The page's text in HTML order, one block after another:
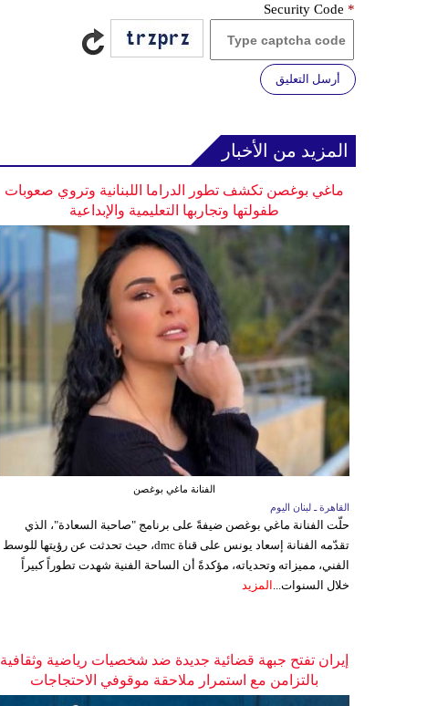
Security Code *
أرسل التعليق
المزيد من الأخبار
ماغي بوغصن تكشف تطور الدراما اللبنانية وتروي صعوبات
طفولتها وتجاربها التعليمية والإبداعية
الفنانة ماغي بوغصن
القاهرة ـ لبنان اليوم
حلّت الفنانة ماغي بوغصن ضيفةً على برنامج "صاحبة السعادة"، الذي
تقدّمه الفنانة إسعاد يونس على قناة dmc، حيث تحدثت عن رؤيتها للوسط
الفني، مميزاته وتحدياته، مؤكدةً أن الساحة الفنية شهدت تطوراً كبيراً
خلال السنوات... المزيد
إيران تفتح جبهة قضائية جديدة ضد شخصيات رياضية وثقافية
بالتزامن مع استمرار ملاحقة موقوفي الاحتجاجات